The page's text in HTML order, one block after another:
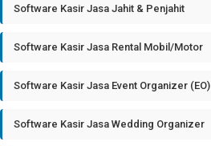
Software Kasir Jasa Jahit & Penjahit
Software Kasir Jasa Rental Mobil/Motor
Software Kasir Jasa Event Organizer (EO)
Software Kasir Jasa Wedding Organizer